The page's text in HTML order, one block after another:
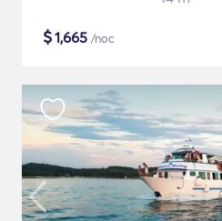
$1,665 /noc